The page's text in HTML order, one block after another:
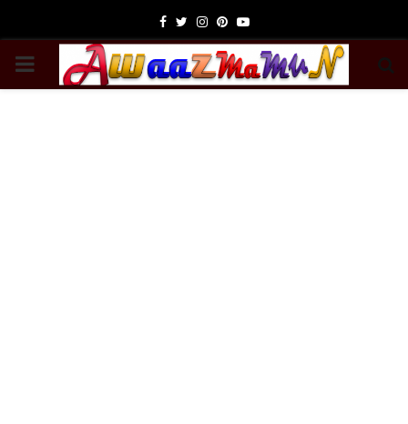
Facebook
TwitterInstagram
Pinterest
Youtube
PRIMARY